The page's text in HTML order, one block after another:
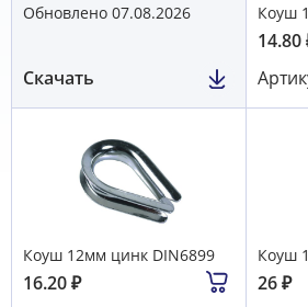
Обновлено 07.08.2026
Скачать
Коуш
14.80
Коуш 12мм цинк DIN6899
16.20₽
Коуш
26₽